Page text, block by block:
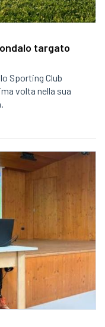
targato
Sporting Club
volta nella sua